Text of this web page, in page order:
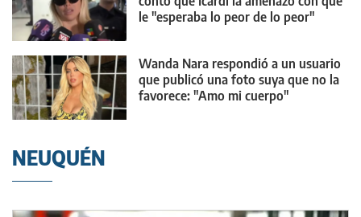
le "esperaba lo peor de lo peor"
Wanda Nara respondió a un usuario
que publicó una foto suya que no la
favorece: "Amo mi cuerpo"
NEUQUÉN